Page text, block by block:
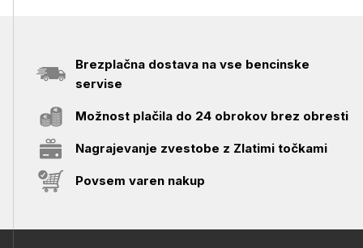
Brezplačna dostava na vse bencinske
servise
Možnost plačila do 24 obrokov brez obresti
Nagrajevanje zvestobe z Zlatimi točkami
Povsem varen nakup